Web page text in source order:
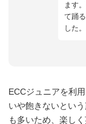
ます
て踊
した。
ECCジュニアを利
いや飽きないとい
も多いため、楽し